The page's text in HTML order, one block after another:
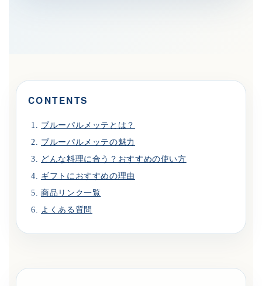
CONTENTS
ブルーパルメッテとは？
ブルーパルメッテの魅力
どんな料理に合う？おすすめの使い方
ギフトにおすすめの理由
商品リンク一覧
よくある質問